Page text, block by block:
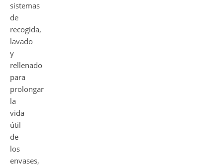
sistemas
de
recogida,
lavado
y
rellenado
para
prolongar
la
vida
útil
de
los
envases,